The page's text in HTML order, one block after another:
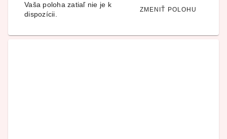
Vaša poloha zatiaľ nie je k
dispozícii.
ZMENIŤ POLOHU